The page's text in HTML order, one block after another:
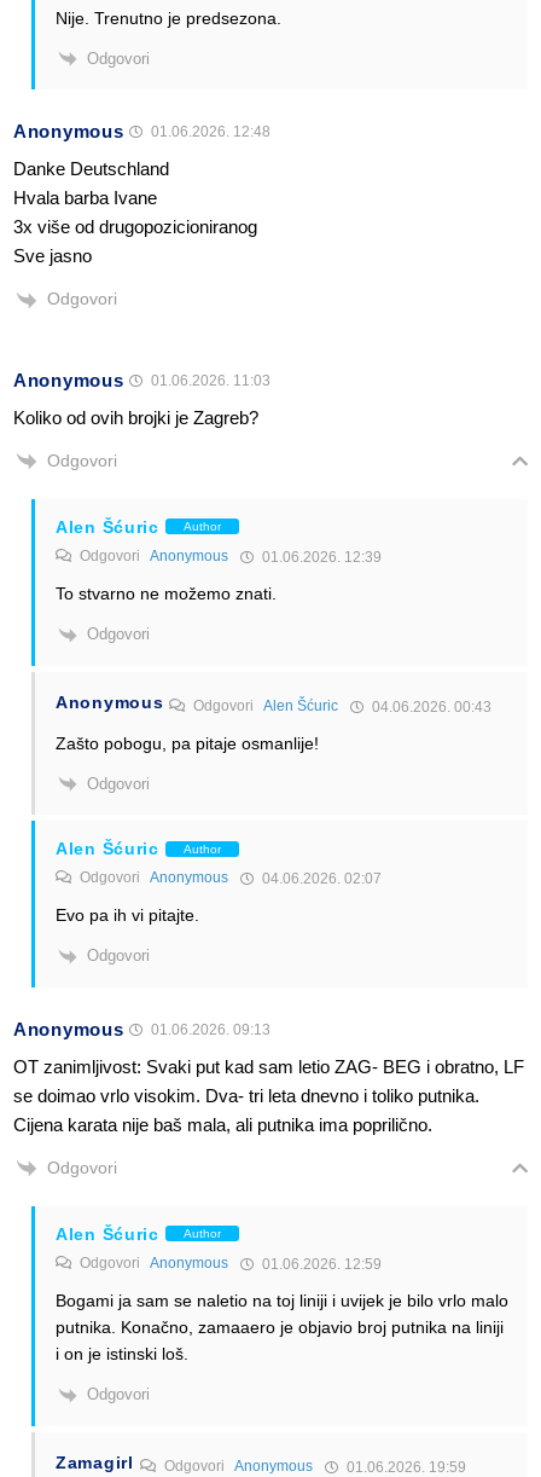
Nije. Trenutno je predsezona.
Odgovori
Anonymous 01.06.2026. 12:48
Danke Deutschland
Hvala barba Ivane
3x više od drugopozicioniranog
Sve jasno
Odgovori
Anonymous 01.06.2026. 11:03
Koliko od ovih brojki je Zagreb?
Odgovori
Alen Šćuric Author
Odgovori Anonymous 01.06.2026. 12:39
To stvarno ne možemo znati.
Odgovori
Anonymous OdgovoriAlen Šćuric 04.06.2026. 00:43
Zašto pobogu, pa pitaje osmanlije!
Odgovori
Alen Šćuric Author
Odgovori Anonymous 04.06.2026. 02:07
Evo pa ih vi pitajte.
Odgovori
Anonymous 01.06.2026. 09:13
OT zanimljivost: Svaki put kad sam letio ZAG- BEG i obratno, LF
se doimao vrlo visokim. Dva- tri leta dnevno i toliko putnika.
Cijena karata nije baš mala, ali putnika ima poprilično.
Odgovori
Alen Šćuric Author
Odgovori Anonymous 01.06.2026. 12:59
Bogami ja sam se naletio na toj liniji i uvijek je bilo vrlo malo
putnika. Konačno, zamaaero je objavio broj putnika na liniji
i on je istinski loš.
Odgovori
Zamagirl Odgovori Anonymous 01.06.2026. 19:59